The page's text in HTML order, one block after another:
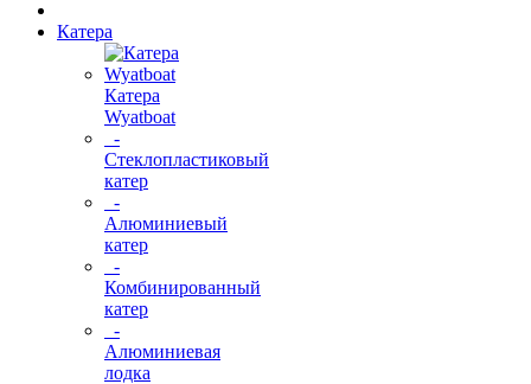
Катера
Катера
Wyatboat
-
Cтеклопластиковый
катер
-
Алюминиевый
катер
-
Комбинированный
катер
-
Алюминиевая
лодка